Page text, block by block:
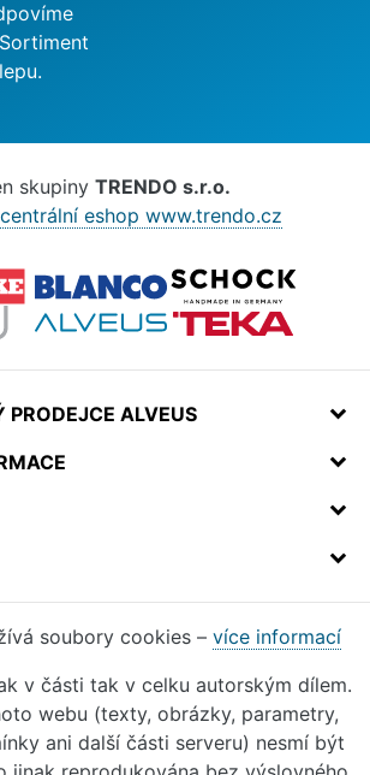
skupiny TRENDO s.r.o.
eshop www.trendo.cz
PRODEJCE ALVEUS
soubory cookies – více informací
v části tak v celku autorským dílem.
webu (texty, obrázky, parametry,
ani další části serveru) nesmí být